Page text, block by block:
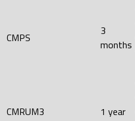
CMPS
3
months
CMRUM3 1 year